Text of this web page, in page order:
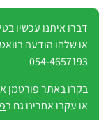
דברו איתנו עכשיו
או שלחו הודעה
054-4657193
בקרו באתרפורטמן
או עקבו אחרינו גם ב